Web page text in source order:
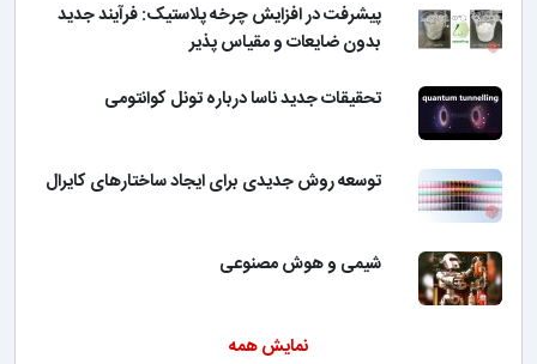
پیشرفت در افزایش چرخه پلاستیک: فرآیند جدید
بدون ضایعات و مقیاس پذیر
تحقیقات جدید ناسا درباره تونل کوانتومی
توسعه روش جدیدی برای ایجاد ساختارهای کایرال
شیمی و هوش مصنوعی
نمایش همه